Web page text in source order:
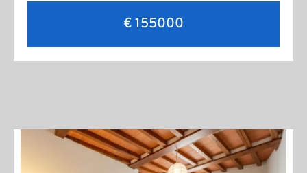
€ 155000